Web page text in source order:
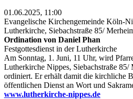
01.06.2025, 11:00
Evangelische Kirchengemeinde Köln-
Lutherkirche, Siebachstraße 85/
Ordination von Daniel Phan
Festgottesdienst in der Lutherkirche
Am Sonntag, 1. Juni, 11 Uhr, wird
Lutherkirche Nippes, Siebachstraße 85/
ordiniert. Er erhält damit die kirchliche
öffentlichen Dienst an Wort und
www.lutherkirche-nippes.de